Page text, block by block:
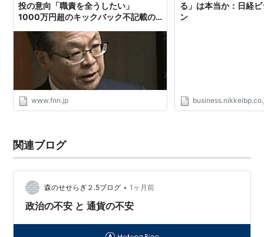
投の意向「職責を全うしたい」
1000万円超のキックバック不記載の
FNNプライムオンライン
www.fnn.jp
る」は本当か：日経
ン
関連ブログ
森のせせらぎ２.5ブログ • 1ヶ月前
政治の不安 と 通貨の不安